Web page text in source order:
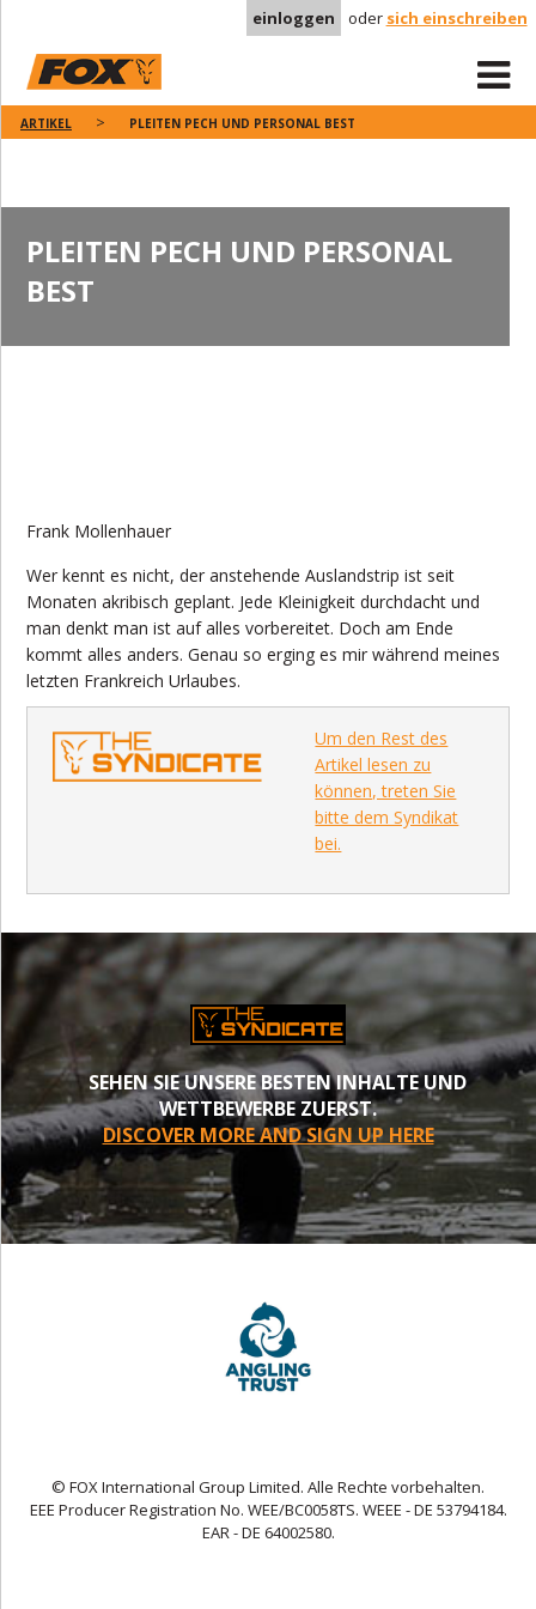
einloggen oder sich einschreiben
ARTIKEL PLEITEN PECH UND PERSONAL BEST
PLEITEN PECH UND PERSONAL
BEST
Frank Mollenhauer
Wer kennt es nicht, der anstehende Auslandstrip ist seit
Monaten akribisch geplant. Jede Kleinigkeit durchdacht und
man denkt man ist auf alles vorbereitet. Doch am Ende
kommt alles anders. Genau so erging es mir während meines
letzten Frankreich Urlaubes.
Um den Rest des
Artikel lesen zu
können, treten Sie
bitte dem Syndikat
bei.
SEHEN SIE UNSERE BESTEN INHALTE UND
WETTBEWERBE ZUERST.
DISCOVER MORE AND SIGN UP HERE
© FOX International Group Limited. Alle Rechte vorbehalten.
EEE Producer Registration No. WEE/BC0058TS. WEEE - DE 53794184.
EAR - DE 64002580.